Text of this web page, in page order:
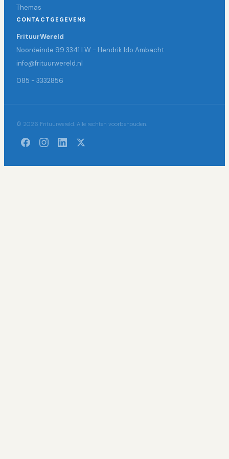
Themas
CONTACTGEGEVENS
FrituurWereld
Noordeinde 99 3341 LW - Hendrik Ido Ambacht
info@frituurwereld.nl
085 - 3332856
© 2026 Frituurwereld. Alle rechten voorbehouden.